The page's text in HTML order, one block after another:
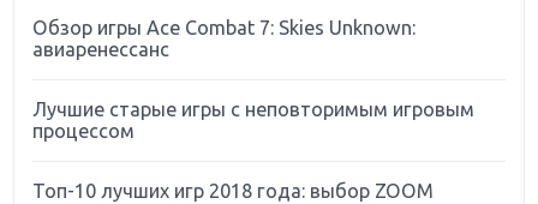
Обзор игры Ace Combat 7: Skies Unknown:
авиаренессанс
Лучшие старые игры с неповторимым игровым
процессом
Топ-10 лучших игр 2018 года: выбор ZOOM